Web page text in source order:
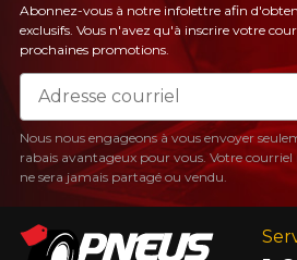
Abonnez-vous à notre infolettre afin
exclusifs. Vous n'avez qu'à inscrire votre
prochaines promotions.
Courriel
Nous nous engageons à vous envoyer
rabais avantageux pour vous. Votre courriel
ne sera jamais partagé ou vendu.